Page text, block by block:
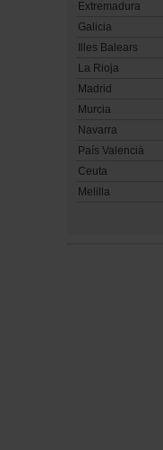
Extremadura
Galicia
Illes Balears
La Rioja
Madrid
Murcia
Navarra
País Valencià
Ceuta
Melilla